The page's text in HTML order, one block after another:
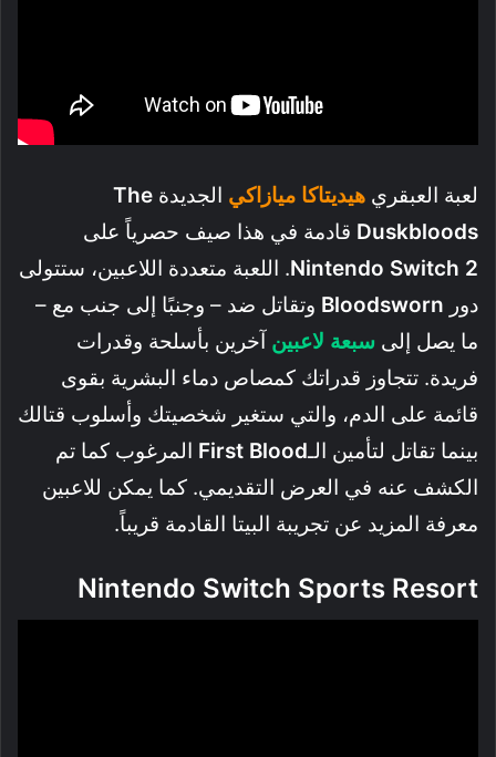
لعبة العبقري هيديتاكا ميازاكي الجديدة The
Duskbloods قادمة في هذا صيف حصرياً على
Nintendo Switch 2. اللعبة متعددة اللاعبين، ستتولى
دور Bloodsworn وتقاتل ضد – وجنبًا إلى جنب مع –
ما يصل إلى سبعة لاعبين آخرين بأسلحة وقدرات
فريدة. تتجاوز قدراتك كمصاص دماء البشرية بقوى
قائمة على الدم، والتي ستغير شخصيتك وأسلوب قتالك
بينما تقاتل لتأمين الـFirst Blood المرغوب كما تم
الكشف عنه في العرض التقديمي. كما يمكن للاعبين
معرفة المزيد عن تجريبة البيتا القادمة قريباً.
Nintendo Switch Sports Resort